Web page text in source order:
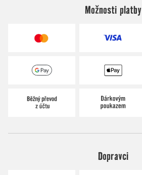
Možnosti platby
Dopravci